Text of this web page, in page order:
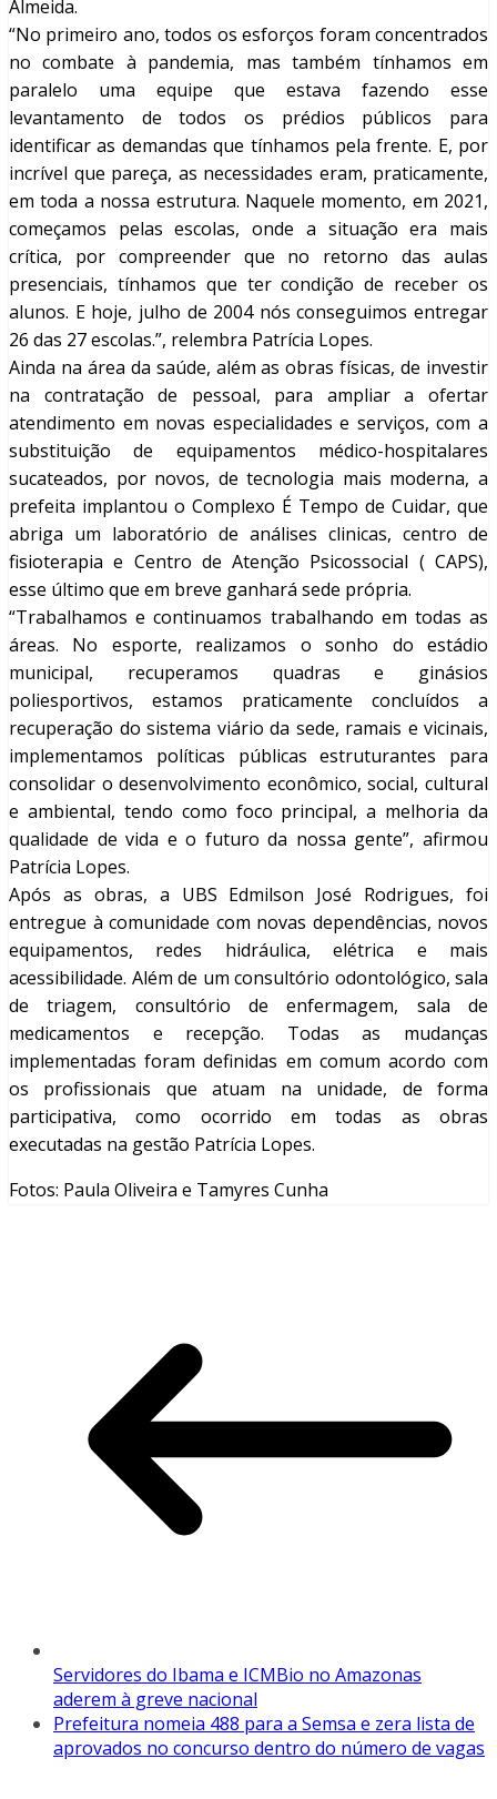
Almeida.
“No primeiro ano, todos os esforços foram concentrados
no combate à pandemia, mas também tínhamos em
paralelo uma equipe que estava fazendo esse
levantamento de todos os prédios públicos para
identificar as demandas que tínhamos pela frente. E, por
incrível que pareça, as necessidades eram, praticamente,
em toda a nossa estrutura. Naquele momento, em 2021,
começamos pelas escolas, onde a situação era mais
crítica, por compreender que no retorno das aulas
presenciais, tínhamos que ter condição de receber os
alunos. E hoje, julho de 2004 nós conseguimos entregar
26 das 27 escolas.”, relembra Patrícia Lopes.
Ainda na área da saúde, além as obras físicas, de investir
na contratação de pessoal, para ampliar a ofertar
atendimento em novas especialidades e serviços, com a
substituição de equipamentos médico-hospitalares
sucateados, por novos, de tecnologia mais moderna, a
prefeita implantou o Complexo É Tempo de Cuidar, que
abriga um laboratório de análises clinicas, centro de
fisioterapia e Centro de Atenção Psicossocial ( CAPS),
esse último que em breve ganhará sede própria.
“Trabalhamos e continuamos trabalhando em todas as
áreas. No esporte, realizamos o sonho do estádio
municipal, recuperamos quadras e ginásios
poliesportivos, estamos praticamente concluídos a
recuperação do sistema viário da sede, ramais e vicinais,
implementamos políticas públicas estruturantes para
consolidar o desenvolvimento econômico, social, cultural
e ambiental, tendo como foco principal, a melhoria da
qualidade de vida e o futuro da nossa gente”, afirmou
Patrícia Lopes.
Após as obras, a UBS Edmilson José Rodrigues, foi
entregue à comunidade com novas dependências, novos
equipamentos, redes hidráulica, elétrica e mais
acessibilidade. Além de um consultório odontológico, sala
de triagem, consultório de enfermagem, sala de
medicamentos e recepção. Todas as mudanças
implementadas foram definidas em comum acordo com
os profissionais que atuam na unidade, de forma
participativa, como ocorrido em todas as obras
executadas na gestão Patrícia Lopes.
Fotos: Paula Oliveira e Tamyres Cunha
Servidores do Ibama e ICMBio no Amazonas
aderem à greve nacional
Prefeitura nomeia 488 para a Semsa e zera lista de
aprovados no concurso dentro do número de vagas